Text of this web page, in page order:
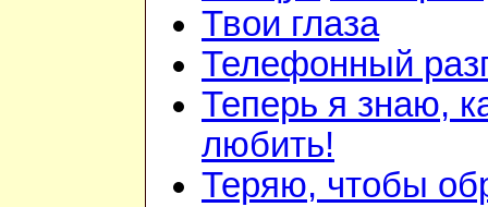
Твои глаза
Телефонный
Теперь я знаю,
любить!
Теряю, чтобы